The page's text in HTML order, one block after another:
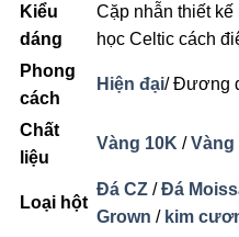
Kiểu
dáng
Cặp nhẫn thiết kế
học Celtic cách
Phong
cách
Hiện đại/ Đương
Chất
liệu
Vàng 10K /Vàng
Loại hột
Đá CZ /Đá
Grown / kim